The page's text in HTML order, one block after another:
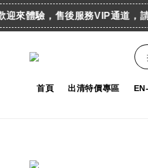
體驗，售後服務VIP通道，請
首頁 出清特價專區